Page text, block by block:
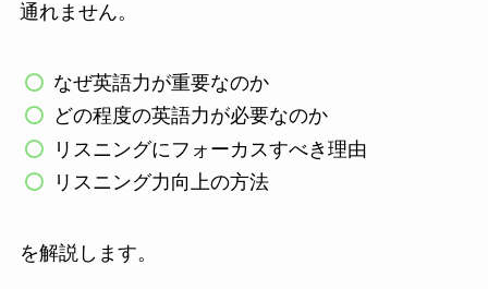
通れません。
なぜ英語力が重要なのか
どの程度の英語力が必要なのか
リスニングにフォーカスすべき理由
リスニング力向上の方法
を解説します。